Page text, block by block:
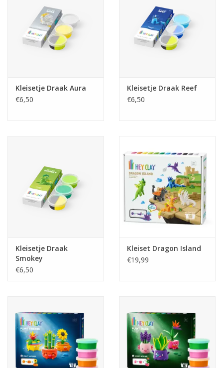
Kleisetje Draak Aura
€6,50
Kleisetje Draak Reef
€6,50
Kleisetje Draak
Smokey
€6,50
Kleiset Dragon Island
€19,99